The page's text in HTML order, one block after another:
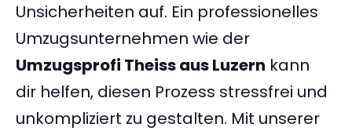
Unsicherheiten auf. Ein professionelles
Umzugsunternehmen wie der
Umzugsprofi Theiss aus Luzern kann
dir helfen, diesen Prozess stressfrei und
unkompliziert zu gestalten. Mit unserer